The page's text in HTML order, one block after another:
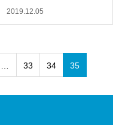
2019.12.05
… 33 34 35